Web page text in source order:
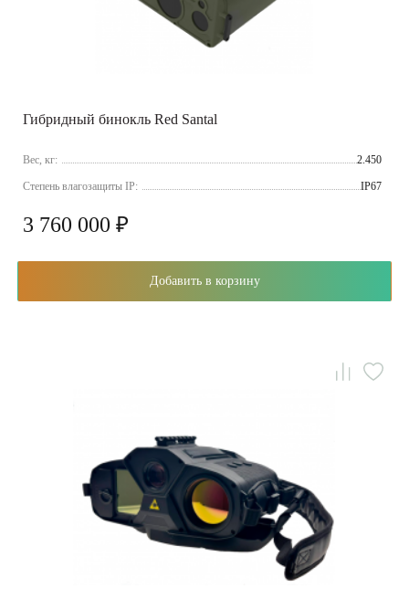
Гибридный бинокль Red Santal
Вес, кг: 2.450
Cтепень влагозащиты IP: IP67
3 760 000 ₽
Добавить в корзину